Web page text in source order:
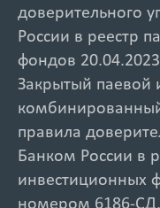
доверительного
России в реестр
фондов
Закрытый паевой
правила
Банком России в
инвестиционных